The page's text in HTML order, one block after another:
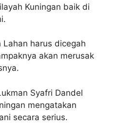
Kuningan baik di
Lahan harus dicegah
akan merusak
Syafri Dandel
mengatakan
secara serius.